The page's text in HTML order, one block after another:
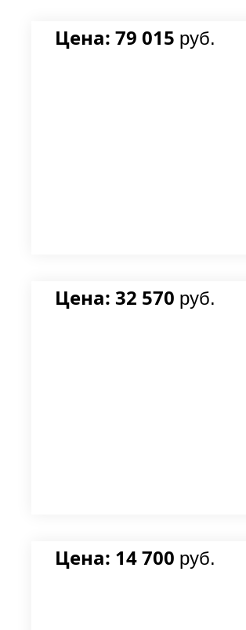
Цена: 79 015 руб.
Цена: 32 570 руб.
Цена: 14 700 руб.